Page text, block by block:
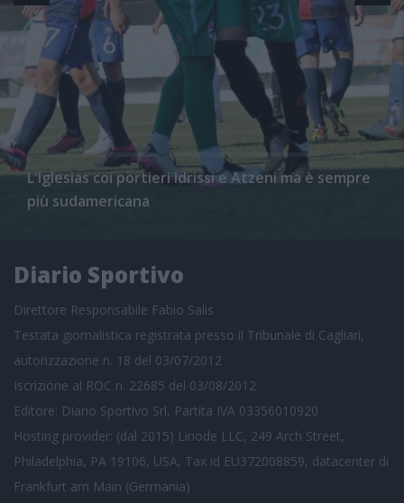
L'Iglesias coi portieri Idrissi e Atzeni ma è sempre
più sudamericana
Diario Sportivo
Direttore Responsabile Fabio Salis
Testata giornalistica registrata presso il Tribunale di Cagliari,
autorizzazione n. 18 del 03/07/2012
Iscrizione al ROC n. 22685 del 03/08/2012
Editore: Diario Sportivo Srl, Partita IVA 03356010920
Hosting provider: (dal 2015) Linode LLC, 249 Arch Street,
Philadelphia, PA 19106, USA, Tax id EU372008859, datacenter di
Frankfurt am Main (Germania)